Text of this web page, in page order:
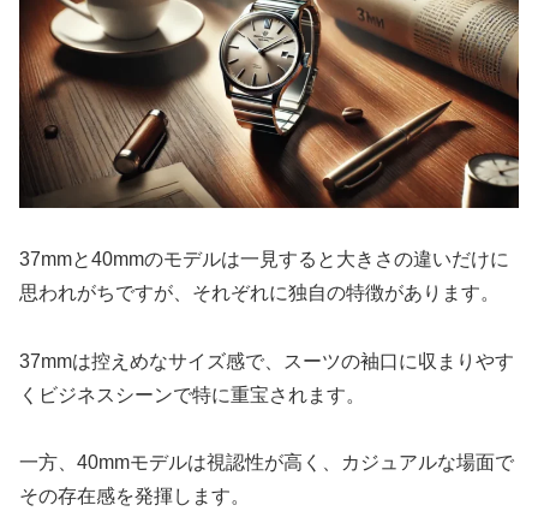
37mmと40mmのモデルは一見すると大きさの違いだけに
思われがちですが、それぞれに独自の特徴があります。
37mmは控えめなサイズ感で、スーツの袖口に収まりやす
くビジネスシーンで特に重宝されます。
一方、40mmモデルは視認性が高く、カジュアルな場面で
その存在感を発揮します。